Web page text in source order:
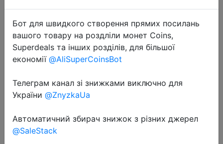
2023-01-12
2023 Spring Mens Hoodies Casual
Fashion Long Sleeve Solid Color
Hoodies Men Harajuku Streetwear
Бот для швидкого створення прямих посилань
вашого товару на роздліли монет Coins,
Superdeals та інших розділів, для більшої
економії @AliSuperCoinsBot
Телеграм канал зі знижками виключно для
України @ZnyzkaUa
Автоматичний збирач знижок з різних джерел
@SaleStack